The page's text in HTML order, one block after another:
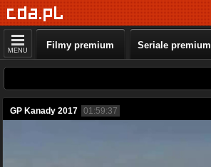
MENU Filmy premium Seriale premium
GP Kanady 2017 01:59:37